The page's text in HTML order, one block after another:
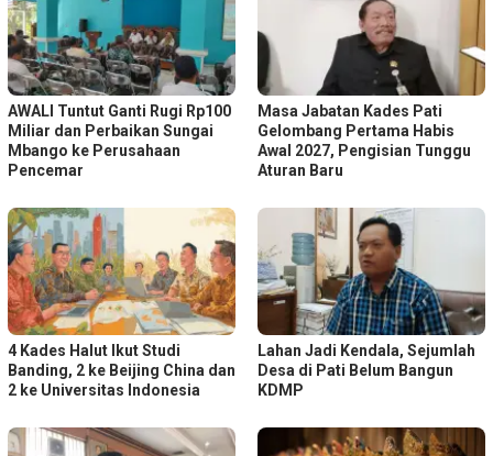
AWALI Tuntut Ganti Rugi Rp100
Miliar dan Perbaikan Sungai
Mbango ke Perusahaan
Pencemar
Masa Jabatan Kades Pati
Gelombang Pertama Habis
Awal 2027, Pengisian Tunggu
Aturan Baru
4 Kades Halut Ikut Studi
Banding, 2 ke Beijing China dan
2 ke Universitas Indonesia
Lahan Jadi Kendala, Sejumlah
Desa di Pati Belum Bangun
KDMP